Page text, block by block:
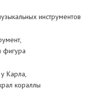
инструментов
фигура
Карла,
кораллы